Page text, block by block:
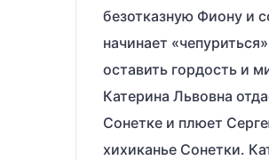
безотказную Фиону и
начинает
оставить гордость и
Катерина Львовна
Сонетке и плюет
хихиканье Сонетки.